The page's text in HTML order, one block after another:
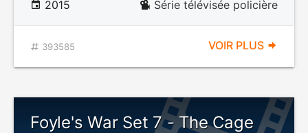
2015 Série télévisée policière
393585 VOIR PLUS
Foyle's War Set 7 - The Cage